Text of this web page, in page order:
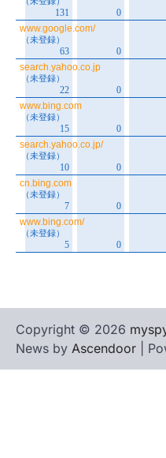
Copyright © 2026
News by Ascendoor |